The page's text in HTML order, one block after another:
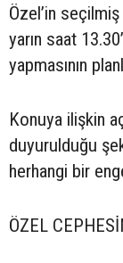
Özel’in
yarın saat
yapmasının
Konuya ilişkin
duyurulduğu
herhangi bir
ÖZEL